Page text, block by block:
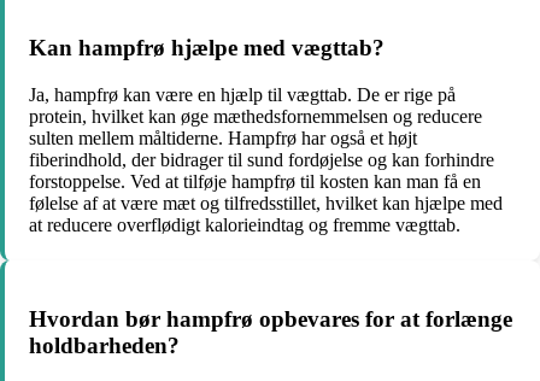
Kan hampfrø hjælpe med vægttab?
Ja, hampfrø kan være en hjælp til vægttab. De er rige på
protein, hvilket kan øge mæthedsfornemmelsen og reducere
sulten mellem måltiderne. Hampfrø har også et højt
fiberindhold, der bidrager til sund fordøjelse og kan forhindre
forstoppelse. Ved at tilføje hampfrø til kosten kan man få en
følelse af at være mæt og tilfredsstillet, hvilket kan hjælpe med
at reducere overflødigt kalorieindtag og fremme vægttab.
Hvordan bør hampfrø opbevares for at forlænge
holdbarheden?